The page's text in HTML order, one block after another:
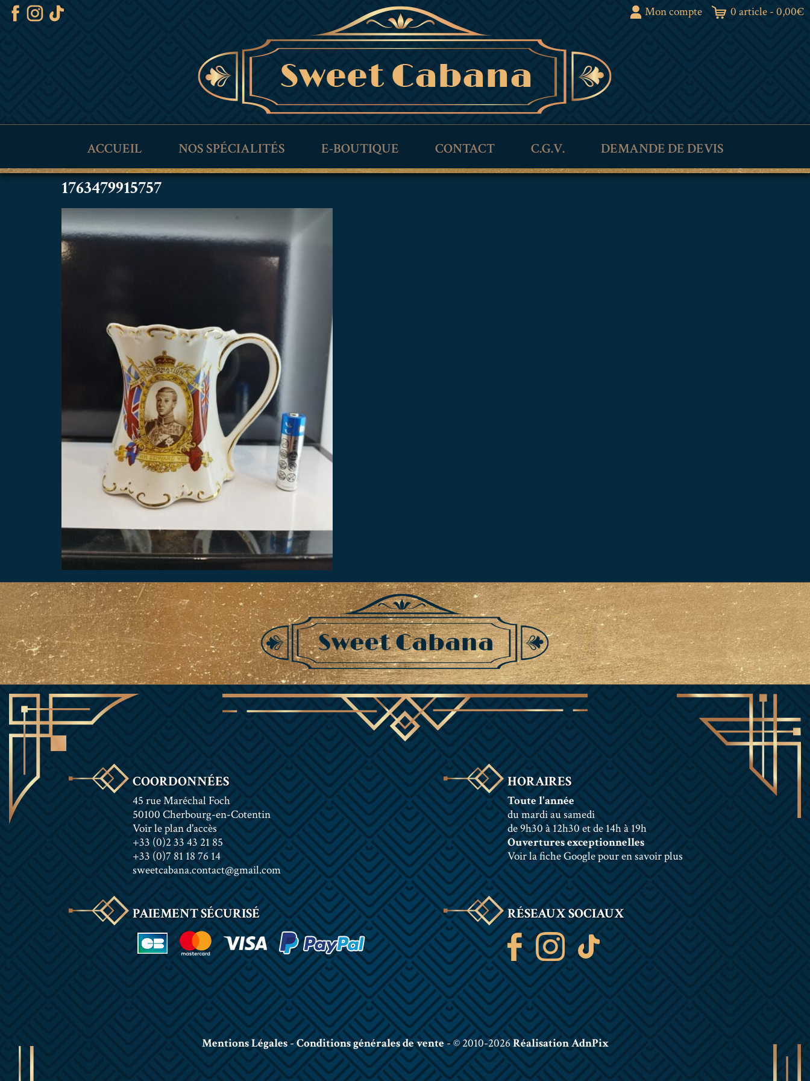
Mon compte 0 article - 0,00€
ACCUEIL NOS SPÉCIALITÉS E-BOUTIQUE CONTACT C.G.V. DEMANDE DE DEVIS
1763479915757
COORDONNÉES
45 rue Maréchal Foch
50100 Cherbourg-en-Cotentin
Voir le plan d'accès
+33 (0)2 33 43 21 85
+33 (0)7 81 18 76 14
sweetcabana.contact@gmail.com
HORAIRES
Toute l'année
du mardi au samedi
de 9h30 à 12h30 et de 14h à 19h
Ouvertures exceptionnelles
Voir la fiche Google pour en savoir plus
PAIEMENT SÉCURISÉ RÉSEAUX SOCIAUX
Mentions Légales-Conditions générales de vente- © 2010-2026Réalisation AdnPix